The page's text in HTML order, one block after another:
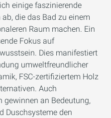
einige faszinierende
die das Bad zu einem
Raum machen. Ein
Fokus auf
Dies manifestiert
umweltfreundlicher
FSC-zertifiziertem Holz
Auch
gewinnen an Bedeutung,
Duschsysteme den